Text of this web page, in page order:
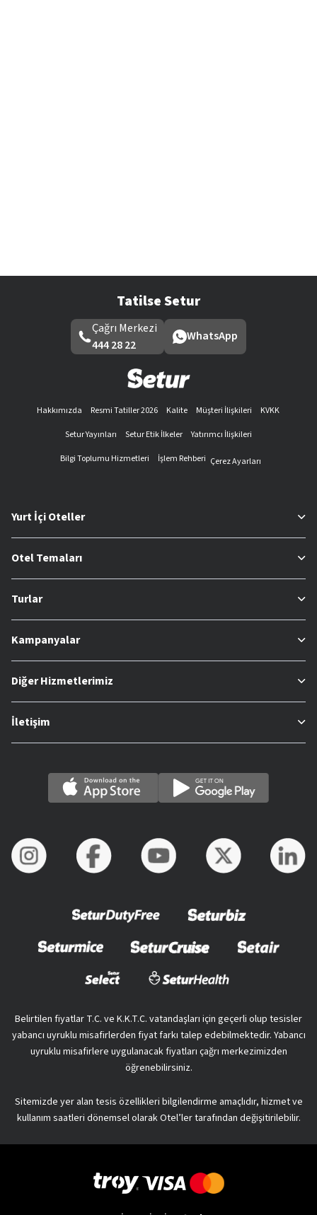
Tatilse Setur
Çağrı Merkezi
444 28 22
WhatsApp
Hakkımızda Resmi Tatiller 2026 Kalite Müşteri İlişkileri
KVKK
Setur Yayınları
Setur Etik İlkeler
Yatırımcı İlişkileri
Bilgi Toplumu Hizmetleri
İşlem Rehberi Çerez Ayarları
Yurt İçi Oteller
Otel Temaları
Turlar
Kampanyalar
Diğer Hizmetlerimiz
İletişim
Belirtilen fiyatlar T.C. ve K.K.T.C. vatandaşları için geçerli olup tesisler
yabancı uyruklu misafirlerden fiyat farkı talep edebilmektedir. Yabancı
uyruklu misafirlere uygulanacak fiyatları çağrı merkezimizden
öğrenebilirsiniz.
Sitemizde yer alan tesis özellikleri bilgilendirme amaçlıdır, hizmet ve
kullanım saatleri dönemsel olarak Otel’ler tarafından değişitirilebilir.